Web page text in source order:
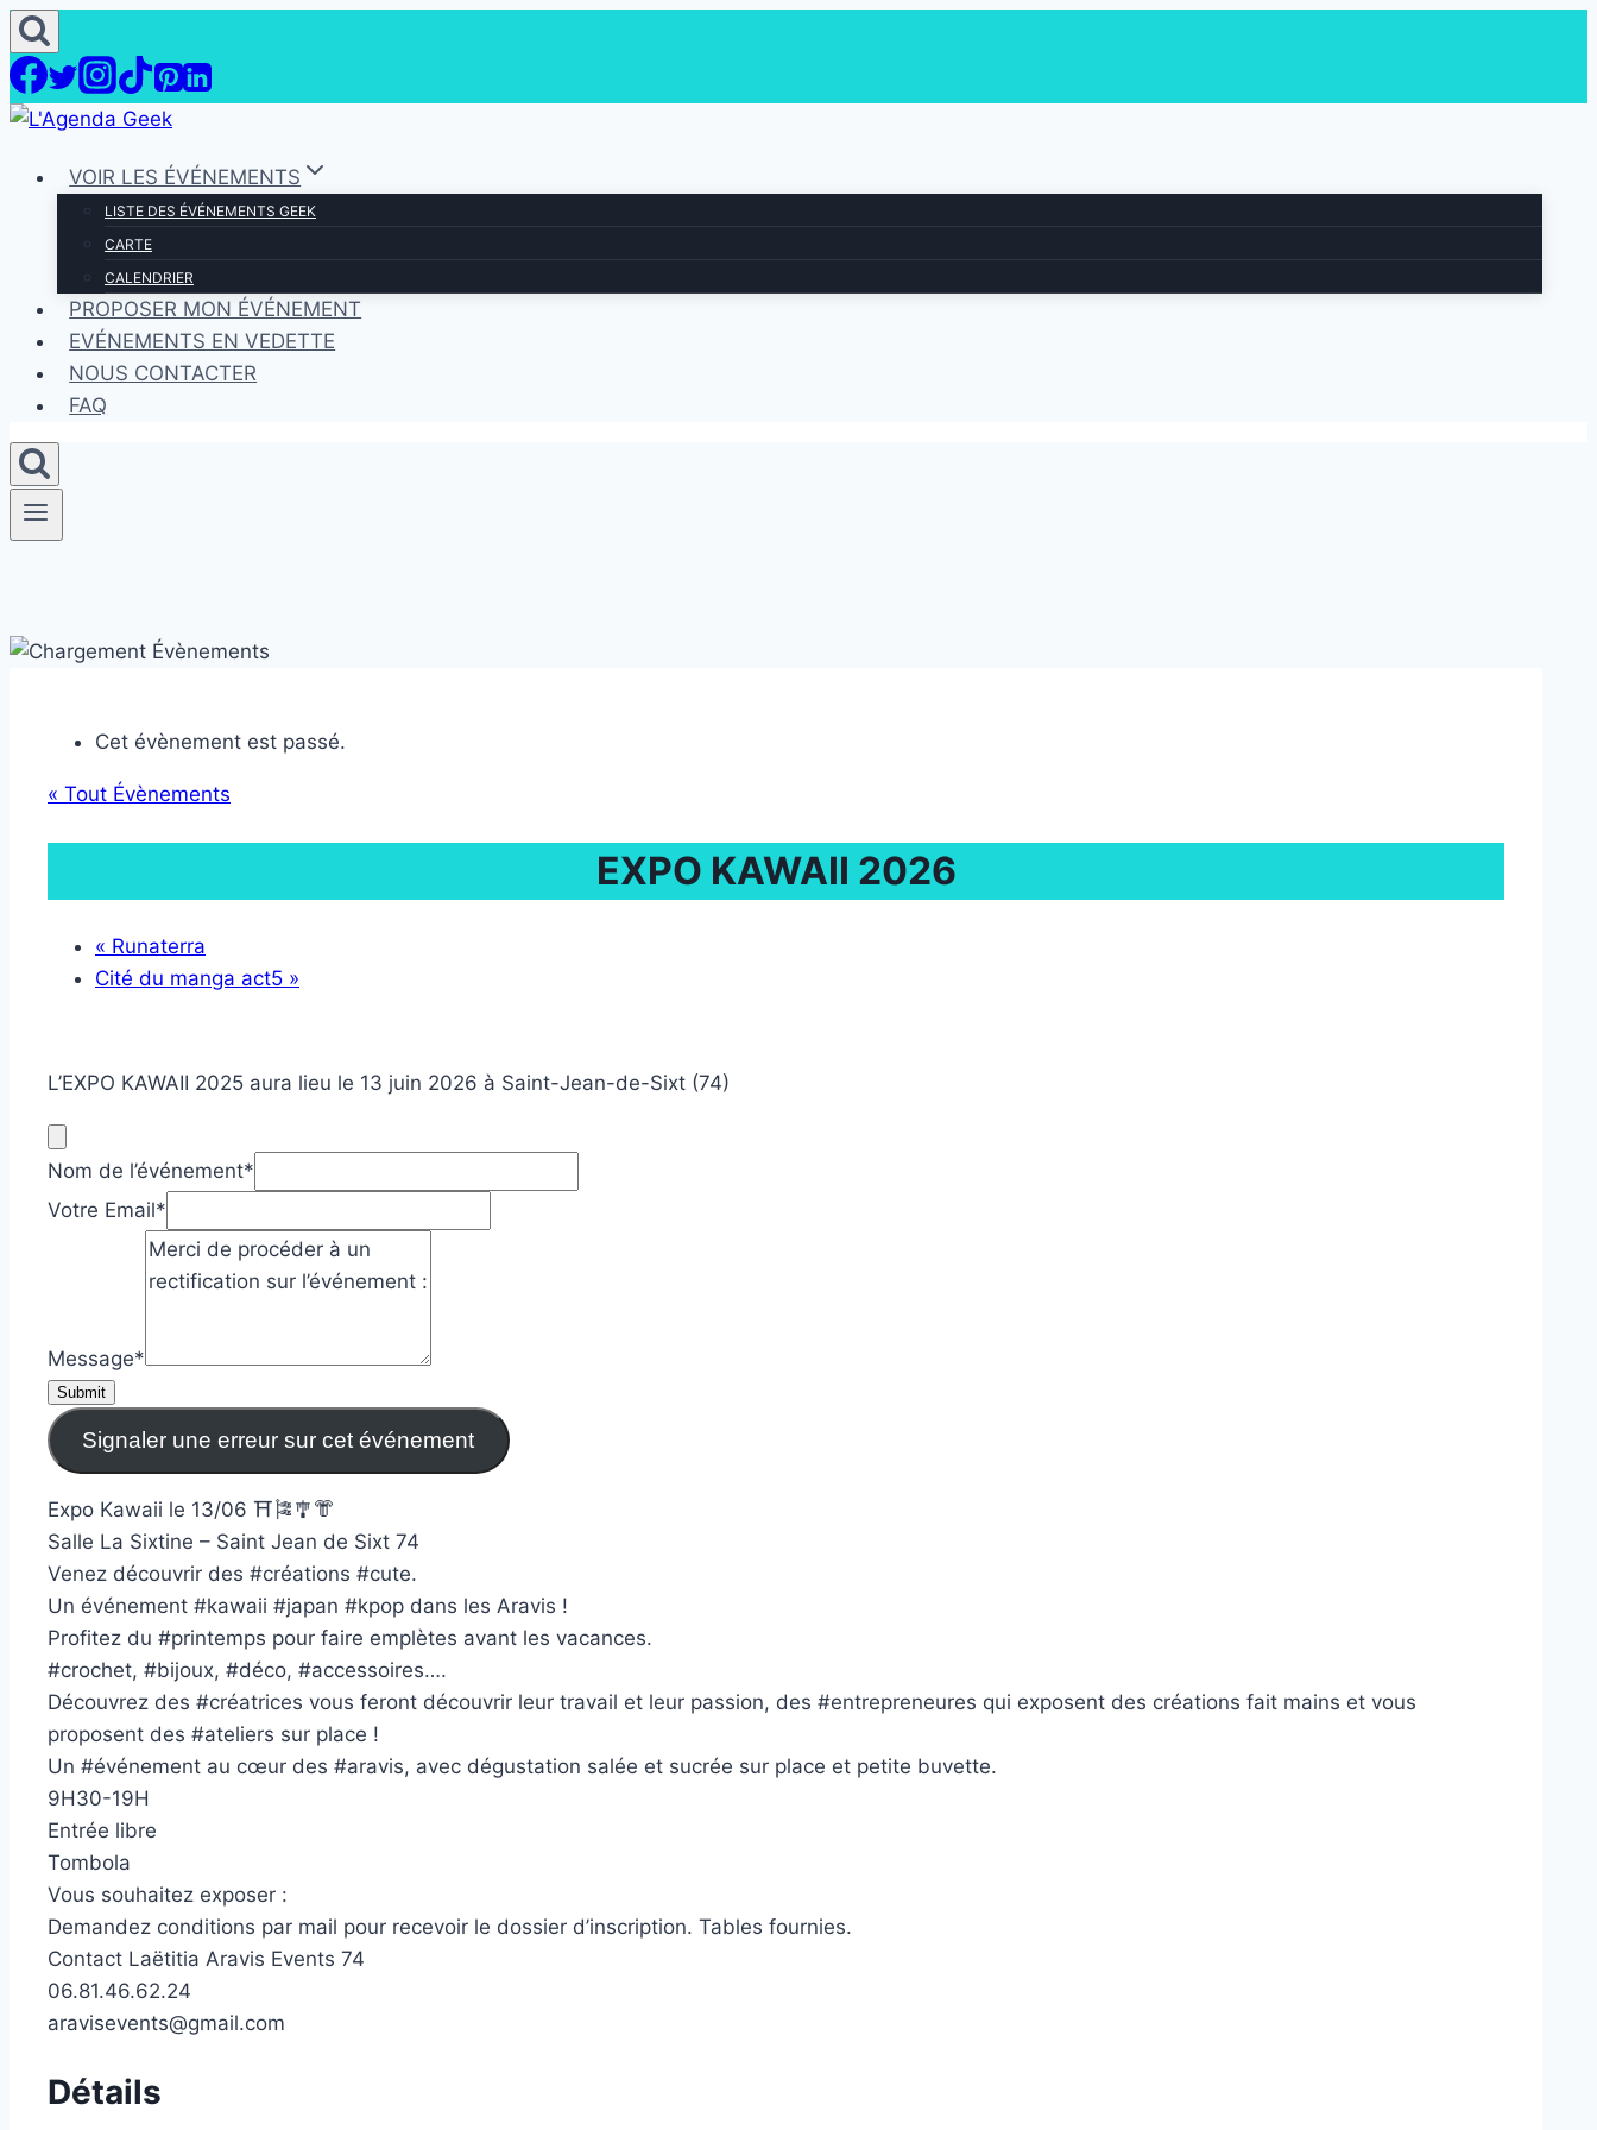
Aller
au
contenu
VOIR LES ÉVÉNEMENTS
LISTE DES ÉVÉNEMENTS GEEK
CARTE
CALENDRIER
PROPOSER MON ÉVÉNEMENT
EVÉNEMENTS EN VEDETTE
NOUS CONTACTER
FAQ
Cet évènement est passé.
« Tout Évènements
EXPO KAWAII 2026
« Runaterra
Cité du manga act5 »
L’EXPO KAWAII 2025 aura lieu le 13 juin 2026 à Saint-Jean-de-Sixt (74)
Nom de l’événement*
Votre Email*
Message*
Submit
Signaler une erreur sur cet événement
Expo Kawaii le 13/06 ⛩️🎏🎐👘
Salle La Sixtine – Saint Jean de Sixt 74
Venez découvrir des #créations #cute.
Un événement #kawaii #japan #kpop dans les Aravis !
Profitez du #printemps pour faire emplètes avant les vacances.
#crochet, #bijoux, #déco, #accessoires….
Découvrez des #créatrices vous feront découvrir leur travail et leur passion, des #entrepreneures qui exposent des créations fait mains et vous
proposent des #ateliers sur place !
Un #événement au cœur des #aravis, avec dégustation salée et sucrée sur place et petite buvette.
9H30-19H
Entrée libre
Tombola
Vous souhaitez exposer :
Demandez conditions par mail pour recevoir le dossier d’inscription. Tables fournies.
Contact Laëtitia Aravis Events 74
06.81.46.62.24
aravisevents@gmail.com
Détails